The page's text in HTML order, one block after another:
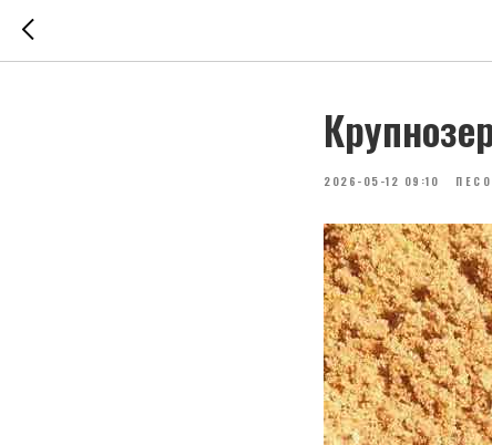
2026-05-12 09:10